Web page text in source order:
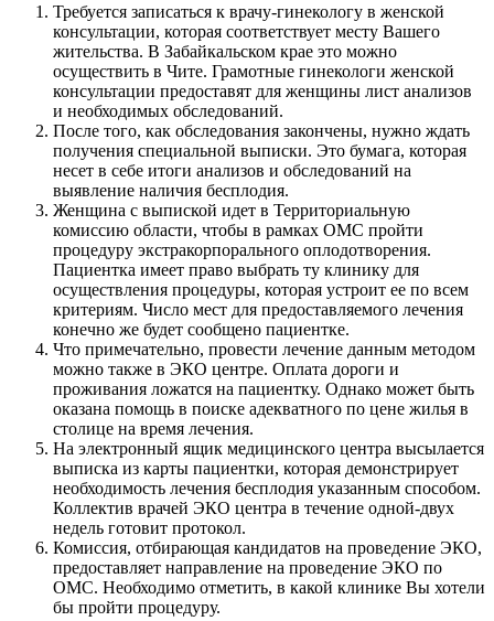
Требуется записаться к врачу-гинекологу в женской
консультации, которая соответствует месту Вашего
жительства. В Забайкальском крае это можно
осуществить в Чите. Грамотные гинекологи женской
консультации предоставят для женщины лист анализов
и необходимых обследований.
После того, как обследования закончены, нужно ждать
получения специальной выписки. Это бумага, которая
несет в себе итоги анализов и обследований на
выявление наличия бесплодия.
Женщина с выпиской идет в Территориальную
комиссию области, чтобы в рамках ОМС пройти
процедуру экстракорпорального оплодотворения.
Пациентка имеет право выбрать ту клинику для
осуществления процедуры, которая устроит ее по всем
критериям. Число мест для предоставляемого лечения
конечно же будет сообщено пациентке.
Что примечательно, провести лечение данным методом
можно также в ЭКО центре. Оплата дороги и
проживания ложатся на пациентку. Однако может быть
оказана помощь в поиске адекватного по цене жилья в
столице на время лечения.
На электронный ящик медицинского центра высылается
выписка из карты пациентки, которая демонстрирует
необходимость лечения бесплодия указанным способом.
Коллектив врачей ЭКО центра в течение одной-двух
недель готовит протокол.
Комиссия, отбирающая кандидатов на проведение ЭКО,
предоставляет направление на проведение ЭКО по
ОМС. Необходимо отметить, в какой клинике Вы хотели
бы пройти процедуру.